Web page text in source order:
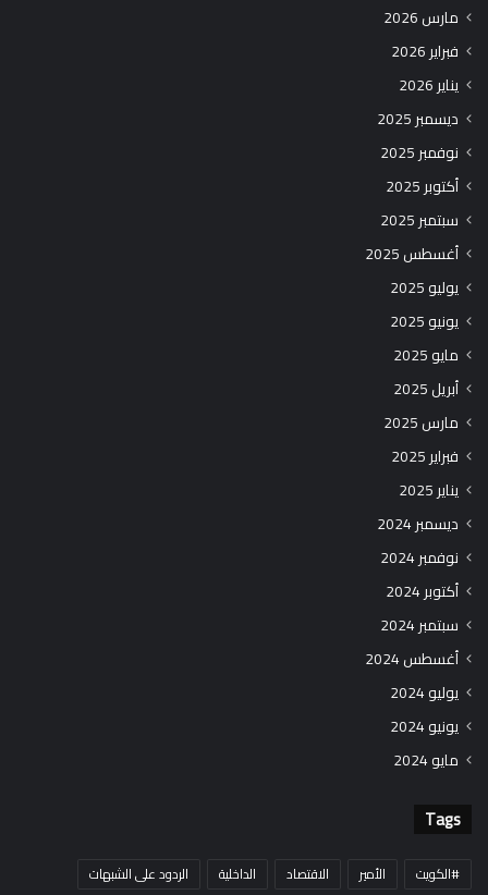
مارس 2026
فبراير 2026
يناير 2026
ديسمبر 2025
نوفمبر 2025
أكتوبر 2025
سبتمبر 2025
أغسطس 2025
يوليو 2025
يونيو 2025
مايو 2025
أبريل 2025
مارس 2025
فبراير 2025
يناير 2025
ديسمبر 2024
نوفمبر 2024
أكتوبر 2024
سبتمبر 2024
أغسطس 2024
يوليو 2024
يونيو 2024
مايو 2024
Tags
#الكويت الأمير الاقتصاد الداخلية
الردود على الشبهات